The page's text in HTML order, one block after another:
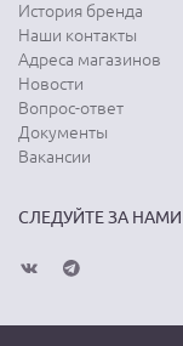
История бренда
Наши контакты
Адреса магазинов
Новости
Вопрос-ответ
Документы
Вакансии
СЛЕДУЙТЕ ЗА НАМИ